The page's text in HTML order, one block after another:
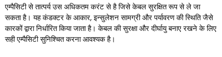
एम्पैसिटी से तात्पर्य उस अधिकतम करंट से है जिसे केबल सुरक्षित रूप से ले जा
सकता है। यह कंडक्टर के आकार, इन्सुलेशन सामग्री और पर्यावरण की स्थिति जैसे
कारकों द्वारा निर्धारित किया जाता है। केबल की सुरक्षा और दीर्घायु बनाए रखने के लिए
सही एम्पैसिटी सुनिश्चित करना आवश्यक है।